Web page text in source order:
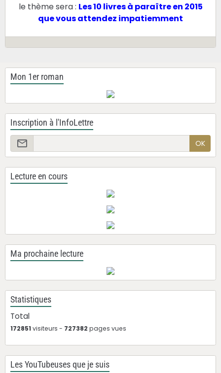
le thème sera : Les 10 livres à paraître en 2015
que vous attendez impatiemment
Mon 1er roman
Inscription à l'InfoLettre
OK
Lecture en cours
Ma prochaine lecture
Statistiques
Total
172851visiteurs - 727382 pages vues
Les YouTubeuses que je suis